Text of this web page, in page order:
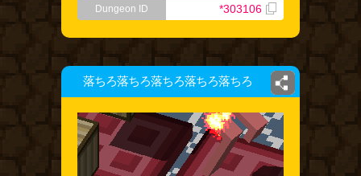
Dungeon ID *303106
落ちろ落ちろ落ちろ落ちろ落ちろ